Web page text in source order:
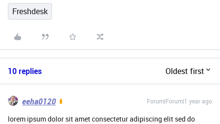
Freshdesk
10 replies Oldest first
eeha0120 Forum|Forum|1 year ago
lorem ipsum dolor sit amet consectetur adipiscing elit sed do